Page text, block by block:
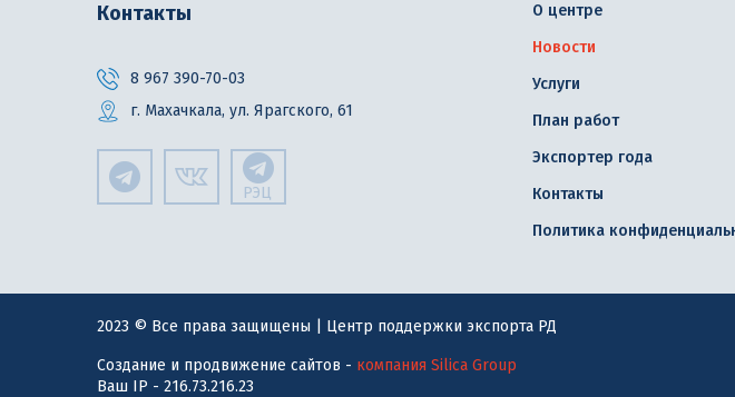
Контакты
8 967 390-70-03
г. Махачкала, ул. Ярагского, 61
РЭЦ
О центре
Новости
Услуги
План работ
Экспортер года
Контакты
Политика
2023 © Все права защищены | Центр поддержки экспорта РД
Создание и продвижение сайтов - компания Silica Group
Ваш IP - 216.73.216.23